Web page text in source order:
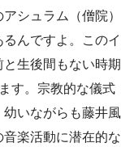
シュラム（僧院）
んですよ。このイ
生後間もない時期
す。宗教的な儀式
いながらも藤井風
楽活動に潜在的な